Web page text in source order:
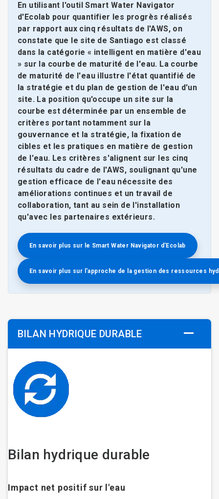
En utilisant l'outil Smart Water Navigator
d'Ecolab pour quantifier les progrès réalisés
par rapport aux cinq résultats de l'AWS, on
constate que le site de Santiago est classé
dans la catégorie « intelligent en matière d'eau
» sur la courbe de maturité de l'eau. La courbe
de maturité de l'eau illustre l'état quantifié de
la stratégie et du plan de gestion de l'eau d'un
site.​​​​​​​ La position qu'occupe un site sur la
courbe est déterminée par un ensemble de
critères portant notamment sur la
gouvernance et la stratégie, la fixation de
cibles et les pratiques en matière de gestion
de l'eau. Les critères s'alignent sur les cinq
résultats du cadre de l'AWS, soulignant qu'une
gestion efficace de l'eau nécessite des
améliorations continues et un travail de
collaboration, tant au sein de l'installation
qu'avec les partenaires extérieurs.
En savoir plus sur le Smart Water Navigator d'Ecolab
En savoir plus sur l'approche de la gestion des ressources
BILAN HYDRIQUE DURABLE
Bilan hydrique durable
Impact net positif sur l'eau